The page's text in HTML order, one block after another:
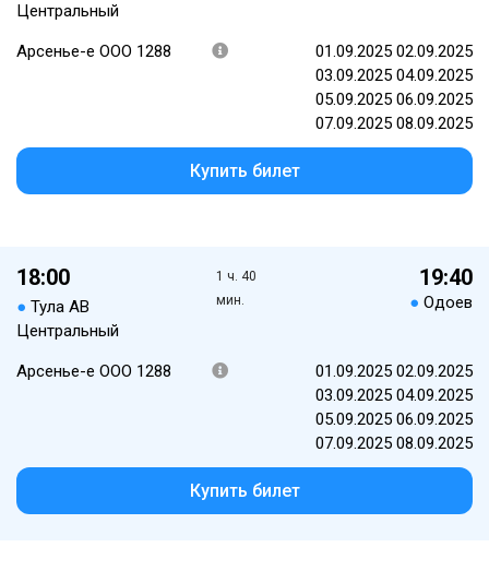
Центральный
Арсенье-е ООО 1288
01.09.2025 02.09.2025
03.09.2025 04.09.2025
05.09.2025 06.09.2025
07.09.2025 08.09.2025
Купить билет
18:00
● Тула АВ
Центральный
1 ч. 40
мин.
19:40
● Одоев
Арсенье-е ООО 1288
01.09.2025 02.09.2025
03.09.2025 04.09.2025
05.09.2025 06.09.2025
07.09.2025 08.09.2025
Купить билет